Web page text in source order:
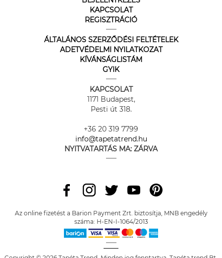
KAPCSOLAT
REGISZTRÁCIÓ
ÁLTALÁNOS SZERZŐDÉSI FELTÉTELEK
ADETVÉDELMI NYILATKOZAT
KÍVÁNSÁGLISTÁM
GYIK
KAPCSOLAT
1171 Budapest,
Pesti út 318.
+36 20 319 7799
info@tapetatrend.hu
NYITVATARTÁS MA: ZÁRVA
Az online fizetést a Barion Payment Zrt. biztosítja, MNB engedély
száma: H-EN-I-1064/2013